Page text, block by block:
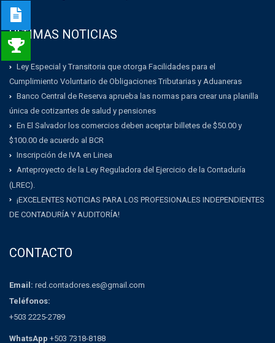
ULTIMAS NOTICIAS
Ley Especial y Transitoria que otorga Facilidades para el
Cumplimiento Voluntario de Obligaciones Tributarias y Aduaneras
Banco Central de Reserva aprueba las normas para crear una planilla
única de cotizantes de salud y pensiones
En El Salvador los comercios deben aceptar billetes de $50.00 y
$100.00 de acuerdo al BCR
Inscripción de IVA en Linea
Anteproyecto de la Ley Reguladora del Ejercicio de la Contaduría
(LREC).
¡EXCELENTES NOTICIAS PARA LOS PROFESIONALES INDEPENDIENTES
DE CONTADURÍA Y AUDITORÍA!
CONTACTO
Email: red.contadores.es@gmail.com
Teléfonos:
+503 2225-2789
WhatsApp +503 7318-8188